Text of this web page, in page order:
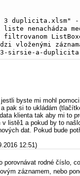
3 duplicita.xlsm"
nenachádza
filtrovanom
vloženými
3-sirsie-a-
byste mi mohl
pak si to ukládám
klienta tak aby mi to
listě1 a pokud by to
dat. Pokud bude
12:51)
rodné číslo,
záznamem, nebo